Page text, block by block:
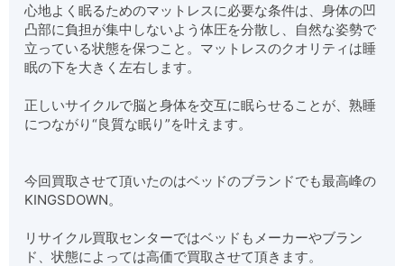
心地よく眠るためのマットレスに必要な条件は、身体の凹
凸部に負担が集中しないよう体圧を分散し、自然な姿勢で
立っている状態を保つこと。マットレスのクオリティは睡
眠の下を大きく左右します。
正しいサイクルで脳と身体を交互に眠らせることが、熟睡
につながり“良質な眠り”を叶えます。
今回買取させて頂いたのはベッドのブランドでも最高峰の
KINGSDOWN。
リサイクル買取センターではベッドもメーカーやブラン
ド、状態によっては高価で買取させて頂きます。